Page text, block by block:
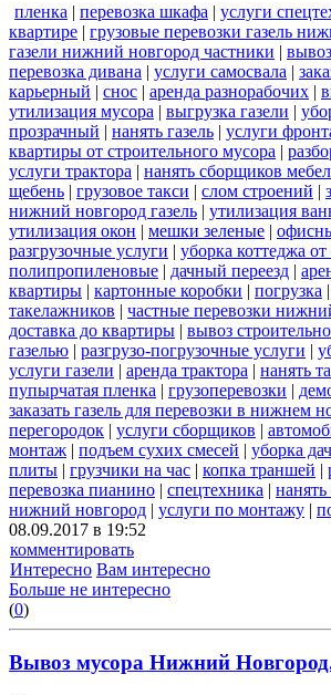
пленка | перевозка шкафа | услуги
квартире | грузовые перевозки газель
газели нижний новгород частники |
перевозка дивана | услуги самосвала |
карьерный | снос | аренда разнорабочих |
утилизация мусора | выгрузка газели |
прозрачный | нанять газель | услуги
квартиры от строительного мусора |
услуги трактора | нанять сборщиков
щебень | грузовое такси | слом строений |
нижний новгород газель | утилизация
утилизация окон | мешки зеленые |
разгрузочные услуги | уборка коттеджа
полипропиленовые | дачный переезд |
квартиры | картонные коробки | погрузка |
такелажников | частные перевозки
доставка до квартиры | вывоз
газелью | разгрузо-погрузочные услуги |
услуги газели | аренда трактора | нанять
пупырчатая пленка | грузоперевозки |
заказать газель для перевозки в нижнем
перегородок | услуги сборщиков |
монтаж | подъем сухих смесей | уборка
плиты | грузчики на час | копка траншей |
перевозка пианино | спецтехника |
нижний новгород | услуги по монтажу |
08.09.2017 в 19:52
комментировать
Интересно Вам интересно
Больше не интересно
(0)
Вывоз мусора Нижний